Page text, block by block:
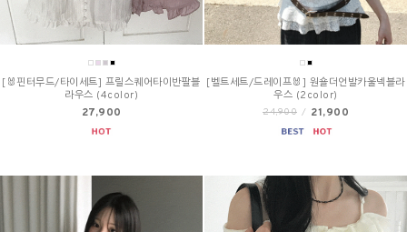
[🐰핀터무드/타이세트] 프릴스퀘어타이반팔블
라우스 (4color)
27,900
[벨트세트/드레이프🐰] 원숄더언발카울넥블라
우스 (2color)
24,900 / 21,900